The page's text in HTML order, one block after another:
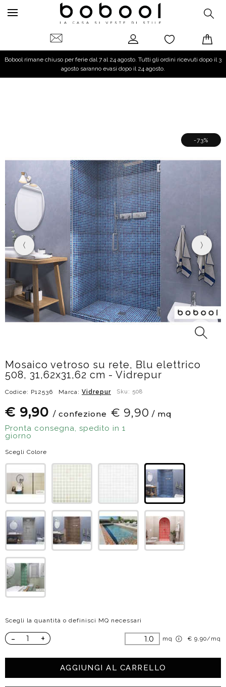
Bobool rimane chiuso per ferie dal 7 al 24 agosto. Tutti gli ordini ricevuti dopo il 3
agosto saranno evasi dopo il 24 agosto.
-73%
Mosaico vetroso su rete, Blu elettrico
508, 31,62x31,62 cm - Vidrepur
Codice: P12536 Marca: Vidrepur Sku: 508
€ 9,90 / confezione € 9,90 / mq
Pronta consegna, spedito in 1
giorno
Scegli Colore
Scegli la quantità o definisci MQ necessari
- + mq € 9,90/mq
AGGIUNGI AL CARRELLO